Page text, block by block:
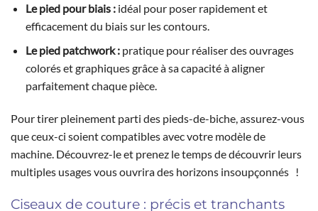
Le pied pour biais :idéal pour poser rapidement et
efficacement du biais sur les contours.
Le pied patchwork :pratique pour réaliser des ouvrages
colorés et graphiques grâce à sa capacité à aligner
parfaitement chaque pièce.
Pour tirer pleinement parti des pieds-de-biche, assurez-vous
que ceux-ci soient compatibles avec votre modèle de
machine. Découvrez-le et prenez le temps de découvrir leurs
multiples usages vous ouvrira des horizons insoupçonnés !
Ciseaux de couture : précis et tranchants